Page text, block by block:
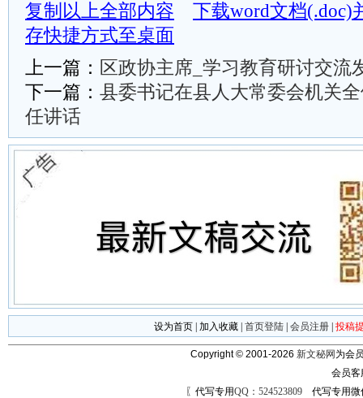
复制以上全部内容
下载word文档(.doc)
存快捷方式至桌面
上一篇： 区政协主席_学习教育研讨交流
下一篇： 县委书记在县人大常委会机关
任讲话
设为首页 加入收藏 首页登陆 会员注册 投稿
Copyright © 2001-2026 新文秘网 为会
会员
〖代写专用QQ：524523809代写专用微